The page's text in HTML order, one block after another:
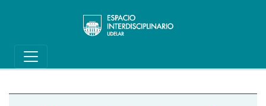
Main navigation